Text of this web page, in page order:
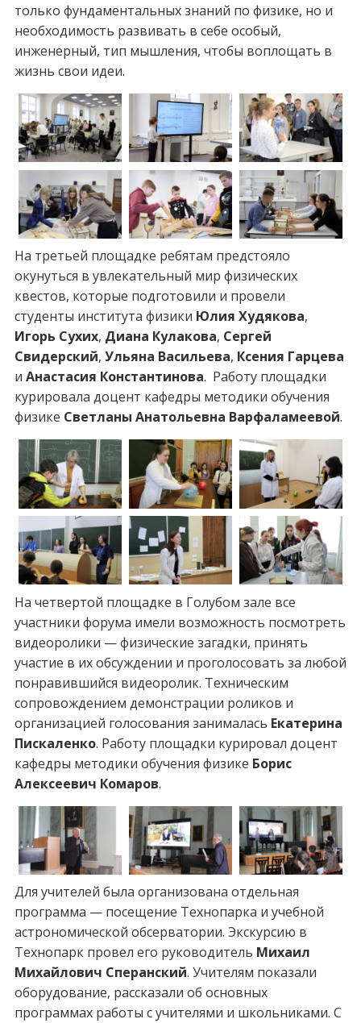
только фундаментальных знаний по физике, но и
необходимость развивать в себе особый,
инженерный, тип мышления, чтобы воплощать в
жизнь свои идеи.
На третьей площадке ребятам предстояло
окунуться в увлекательный мир физических
квестов, которые подготовили и провели
студенты института физики Юлия Худякова,
Игорь Сухих, Диана Кулакова, Сергей
Свидерский, Ульяна Васильева, Ксения Гарцева
и Анастасия Константинова. Работу площадки
курировала доцент кафедры методики обучения
физике Светланы Анатольевна Варфаламеевой.
На четвертой площадке в Голубом зале все
участники форума имели возможность посмотреть
видеоролики — физические загадки, принять
участие в их обсуждении и проголосовать за любой
понравившийся видеоролик. Техническим
сопровождением демонстрации роликов и
организацией голосования занималась Екатерина
Пискаленко. Работу площадки курировал доцент
кафедры методики обучения физике Борис
Алексеевич Комаров.
Для учителей была организована отдельная
программа — посещение Технопарка и учебной
астрономической обсерватории. Экскурсию в
Технопарк провел его руководитель Михаил
Михайлович Сперанский. Учителям показали
оборудование, рассказали об основных
программах работы с учителями и школьниками. С